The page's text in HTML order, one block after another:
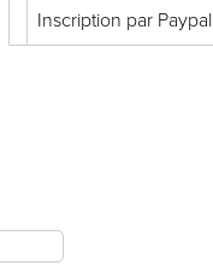
Inscription par Paypal